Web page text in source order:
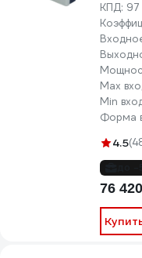
КПД: 97
Max
Min
Форма
4.5
76